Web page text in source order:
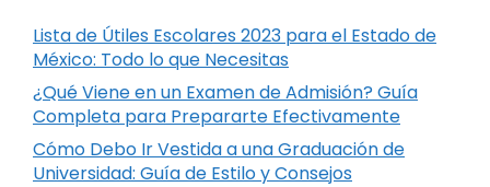
Lista de Útiles Escolares 2023 para el Estado de
México: Todo lo que Necesitas
¿Qué Viene en un Examen de Admisión? Guía
Completa para Prepararte Efectivamente
Cómo Debo Ir Vestida a una Graduación de
Universidad: Guía de Estilo y Consejos